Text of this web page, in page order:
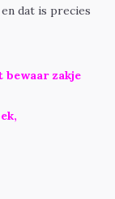
dat is precies
bewaar zakje